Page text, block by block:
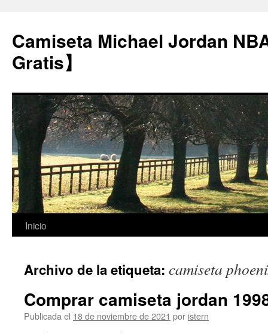
Camiseta Michael Jordan
Gratis】
Saltar
contenido
Inicio
Archivo de la etiqueta: camiseta
Comprar camiseta jordan
Publicada el 18 de noviembre de 2021 por istern